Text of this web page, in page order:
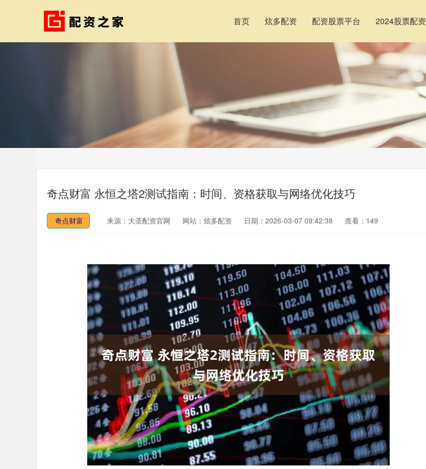
首页 炫多配资 配资股票平台 2024股票配资
奇点财富 永恒之塔2测试指南：时间、资格获取与网络优化技巧
奇点财富 来源：大圣配资官网 网站：炫多配资 日期：2026-03-07 09:42:38 查看：149
深证成指 14311.01 200.89 沪深300 4694.44 43.13